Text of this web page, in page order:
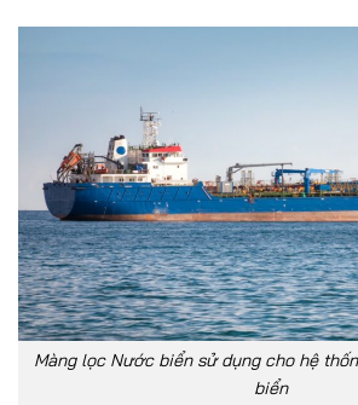
Màng lọc Nước biển sử dụng cho hệ
biển